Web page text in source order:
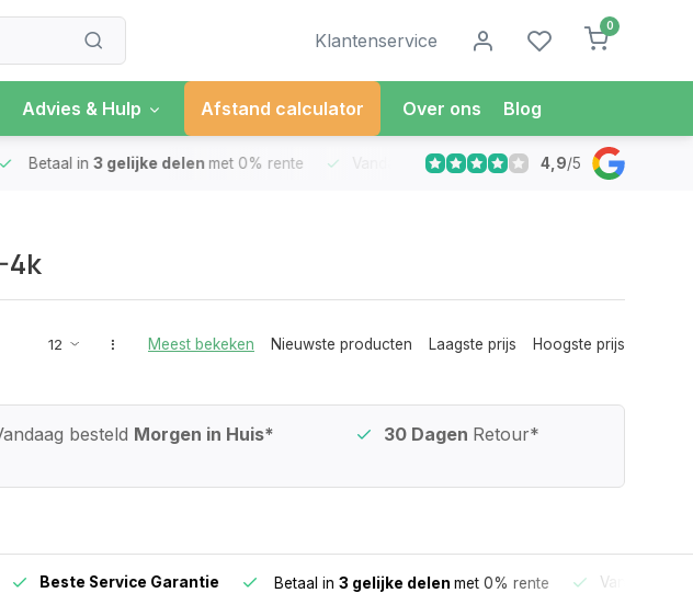
Klantenservice
0
Advies & Hulp Afstand calculator Over ons Blog
Betaal in3 gelijke delenmet 0% rente Vandaag besteldMorgen in Huis*
4,9/5
4k
Meest bekeken Nieuwste producten Laagste prijs Hoogste prijs
besteld Morgen in Huis* 30 Dagen Retour*
Beste Service Garantie Betaal in 3 gelijke delenmet 0% rente Vandaag